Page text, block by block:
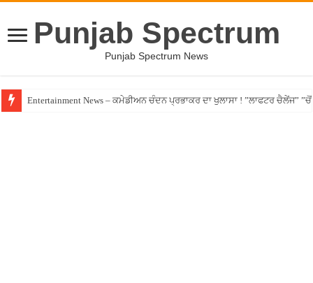
Punjab Spectrum
Punjab Spectrum News
Entertainment News – ਕਮੇਡੀਅਨ ਚੰਦਨ ਪ੍ਰਭਾਕਰ ਦਾ ਖੁਲਾਸਾ ! ”ਲਾਫਟਰ ਚੈਲੇਂਜ”
Jalandhar – ਧੋਖੇਬਾਜ਼ ਏਜੰਟ ਦੇ ਧੱਕੇ ਚੜ੍ਹਿਆ ਪੰਜਾਬੀ ਨੌਜਵਾਨ, ਸੁਣਾਈ ਹੱਡਬੀਤੀ